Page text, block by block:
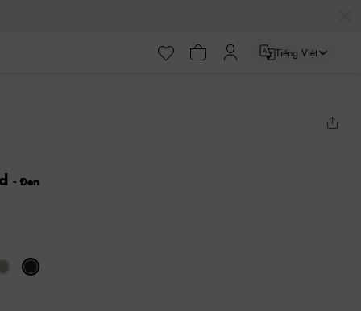
Tiếng Việt
- Đen